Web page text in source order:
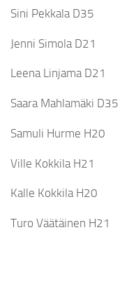
Sini Pekkala D35
Jenni Simola D21
Leena Linjama D21
Saara Mahlamäki D35
Samuli Hurme H20
Ville Kokkila H21
Kalle Kokkila H20
Turo Väätäinen H21